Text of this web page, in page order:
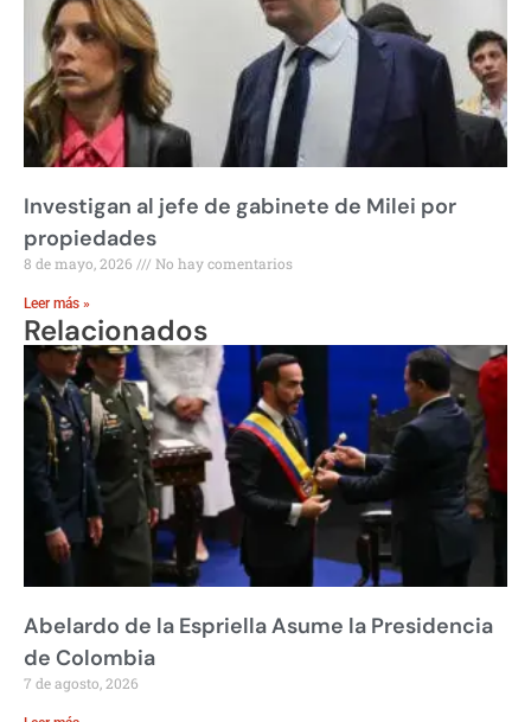
Investigan al jefe de gabinete de Milei por
propiedades
8 de mayo, 2026 No hay comentarios
Leer más »
Relacionados
Abelardo de la Espriella Asume la Presidencia
de Colombia
7 de agosto, 2026